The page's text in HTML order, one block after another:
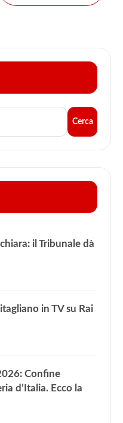
il Tribunale dà
in TV su Rai
Confine
d’Italia. Ecco la